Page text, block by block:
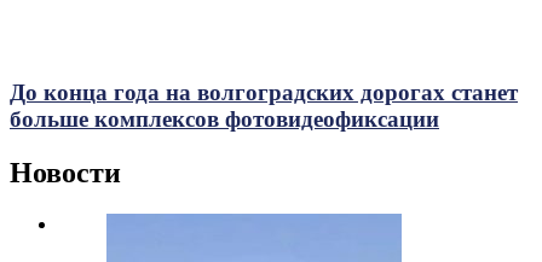
До конца года на волгоградских дорогах станет
больше комплексов фотовидеофиксации
Новости